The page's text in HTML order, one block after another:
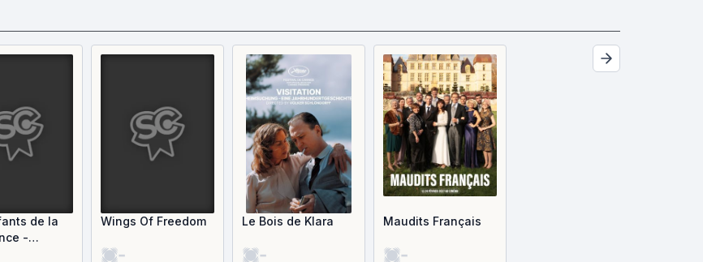
de la
-
Wings Of Freedom
-
Le Bois de Klara
-
Maudits Français
-